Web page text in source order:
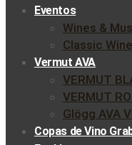
Eventos
Wines &
Classic
Vermut AVA
VERMUT
VERMUT
Glögg AVA
Copas de Vino